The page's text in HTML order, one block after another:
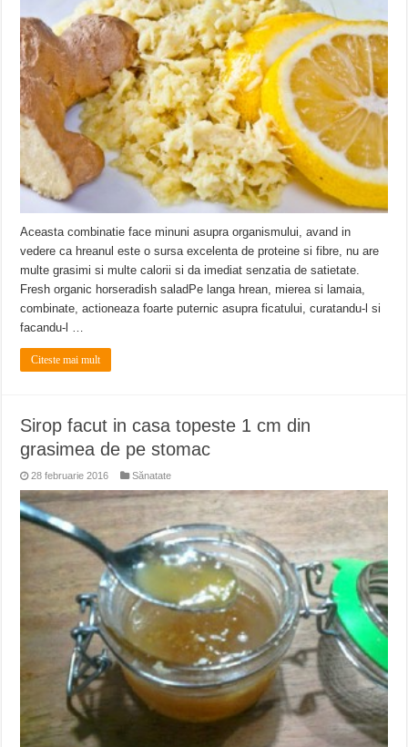
ANUNŢ OPRIRE APĂ în CARANSEBEȘ avarie
ANUNȚ OPRIRE APĂ în Reșița, cartier Țerova – avarie – 04.08.2026
Aceasta combinatie face minuni asupra organismului, avand in
vedere ca hreanul este o sursa excelenta de proteine si fibre, nu are
multe grasimi si multe calorii si da imediat senzatia de satietate.
Fresh organic horseradish saladPe langa hrean, mierea si lamaia,
combinate, actioneaza foarte puternic asupra ficatului, curatandu-l si
facandu-l …
Citeste mai mult
Sirop facut in casa topeste 1 cm din
grasimea de pe stomac
28 februarie 2016 Sănatate